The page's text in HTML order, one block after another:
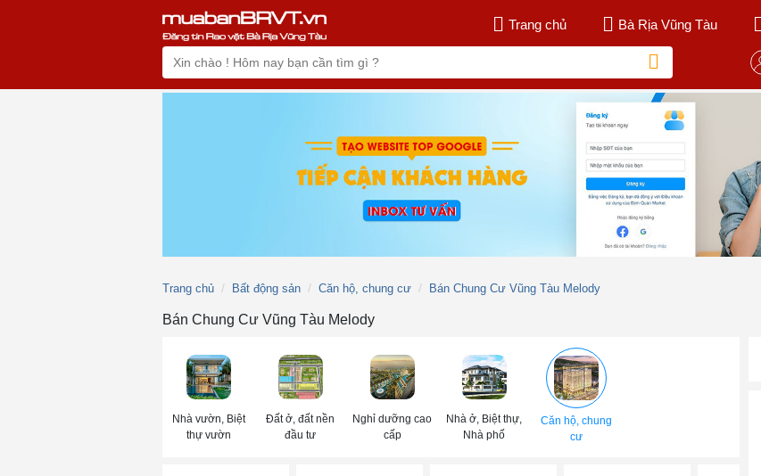
Trang chủ Bà Rịa Vũng Tàu
Trang chủ Bất động sản Căn hộ, chung cư Bán Chung Cư Vũng Tàu Melody
Bán Chung Cư Vũng Tàu Melody
Nhà vườn, Biệt
thự vườn
Đất ở, đất nền
đầu tư
Nghỉ dưỡng cao
cấp
Nhà ở, Biệt thự,
Nhà phố
Căn hộ, chung
cư